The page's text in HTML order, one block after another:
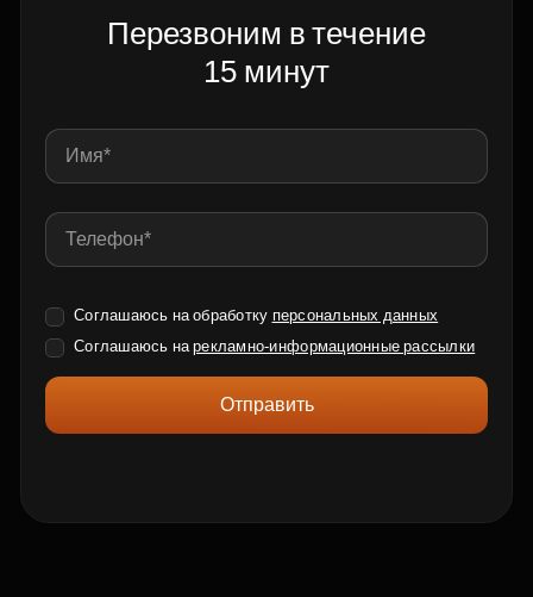
Перезвоним в течение
15 минут
Соглашаюсь на обработку персональных данных
Соглашаюсь нарекламно-информационные рассылки
Отправить